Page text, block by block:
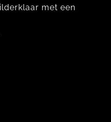
met een